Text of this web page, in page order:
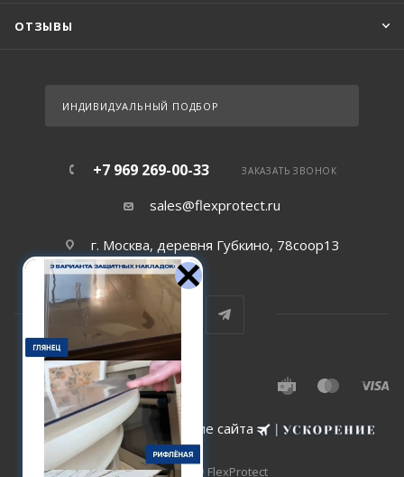
ОТЗЫВЫ
ИНДИВИДУАЛЬНЫЙ ПОДБОР
+7 969 269-00-33 ЗАКАЗАТЬ ЗВОНОК
sales@flexprotect.ru
г. Москва, деревня Губкино, 78соор13
Создание и сопровождение сайта
2015-2026 © FlexProtect